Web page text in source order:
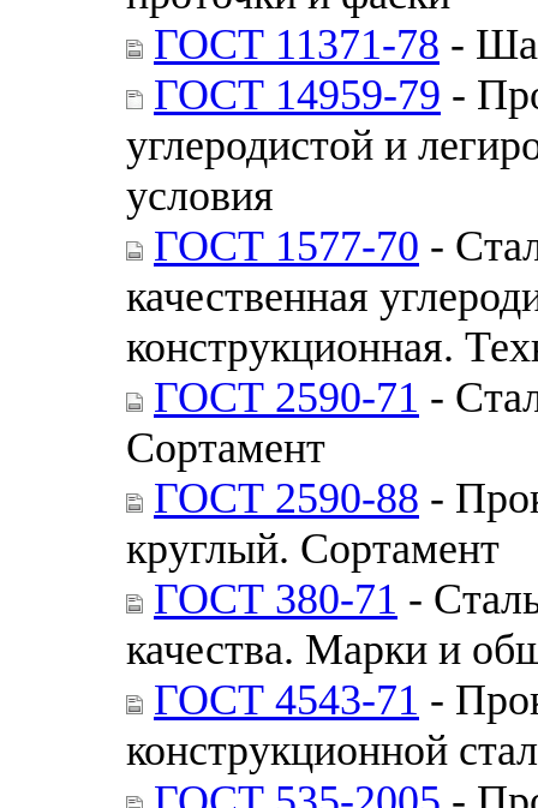
ГОСТ 11371-78 -
ГОСТ 14959-79 -
углеродистой и
условия
ГОСТ 1577-70 -
качественная
конструкционная.
ГОСТ 2590-71 -
Сортамент
ГОСТ 2590-88 -
круглый. Сортамент
ГОСТ 380-71 -
качества. Марки и
ГОСТ 4543-71 -
конструкционной